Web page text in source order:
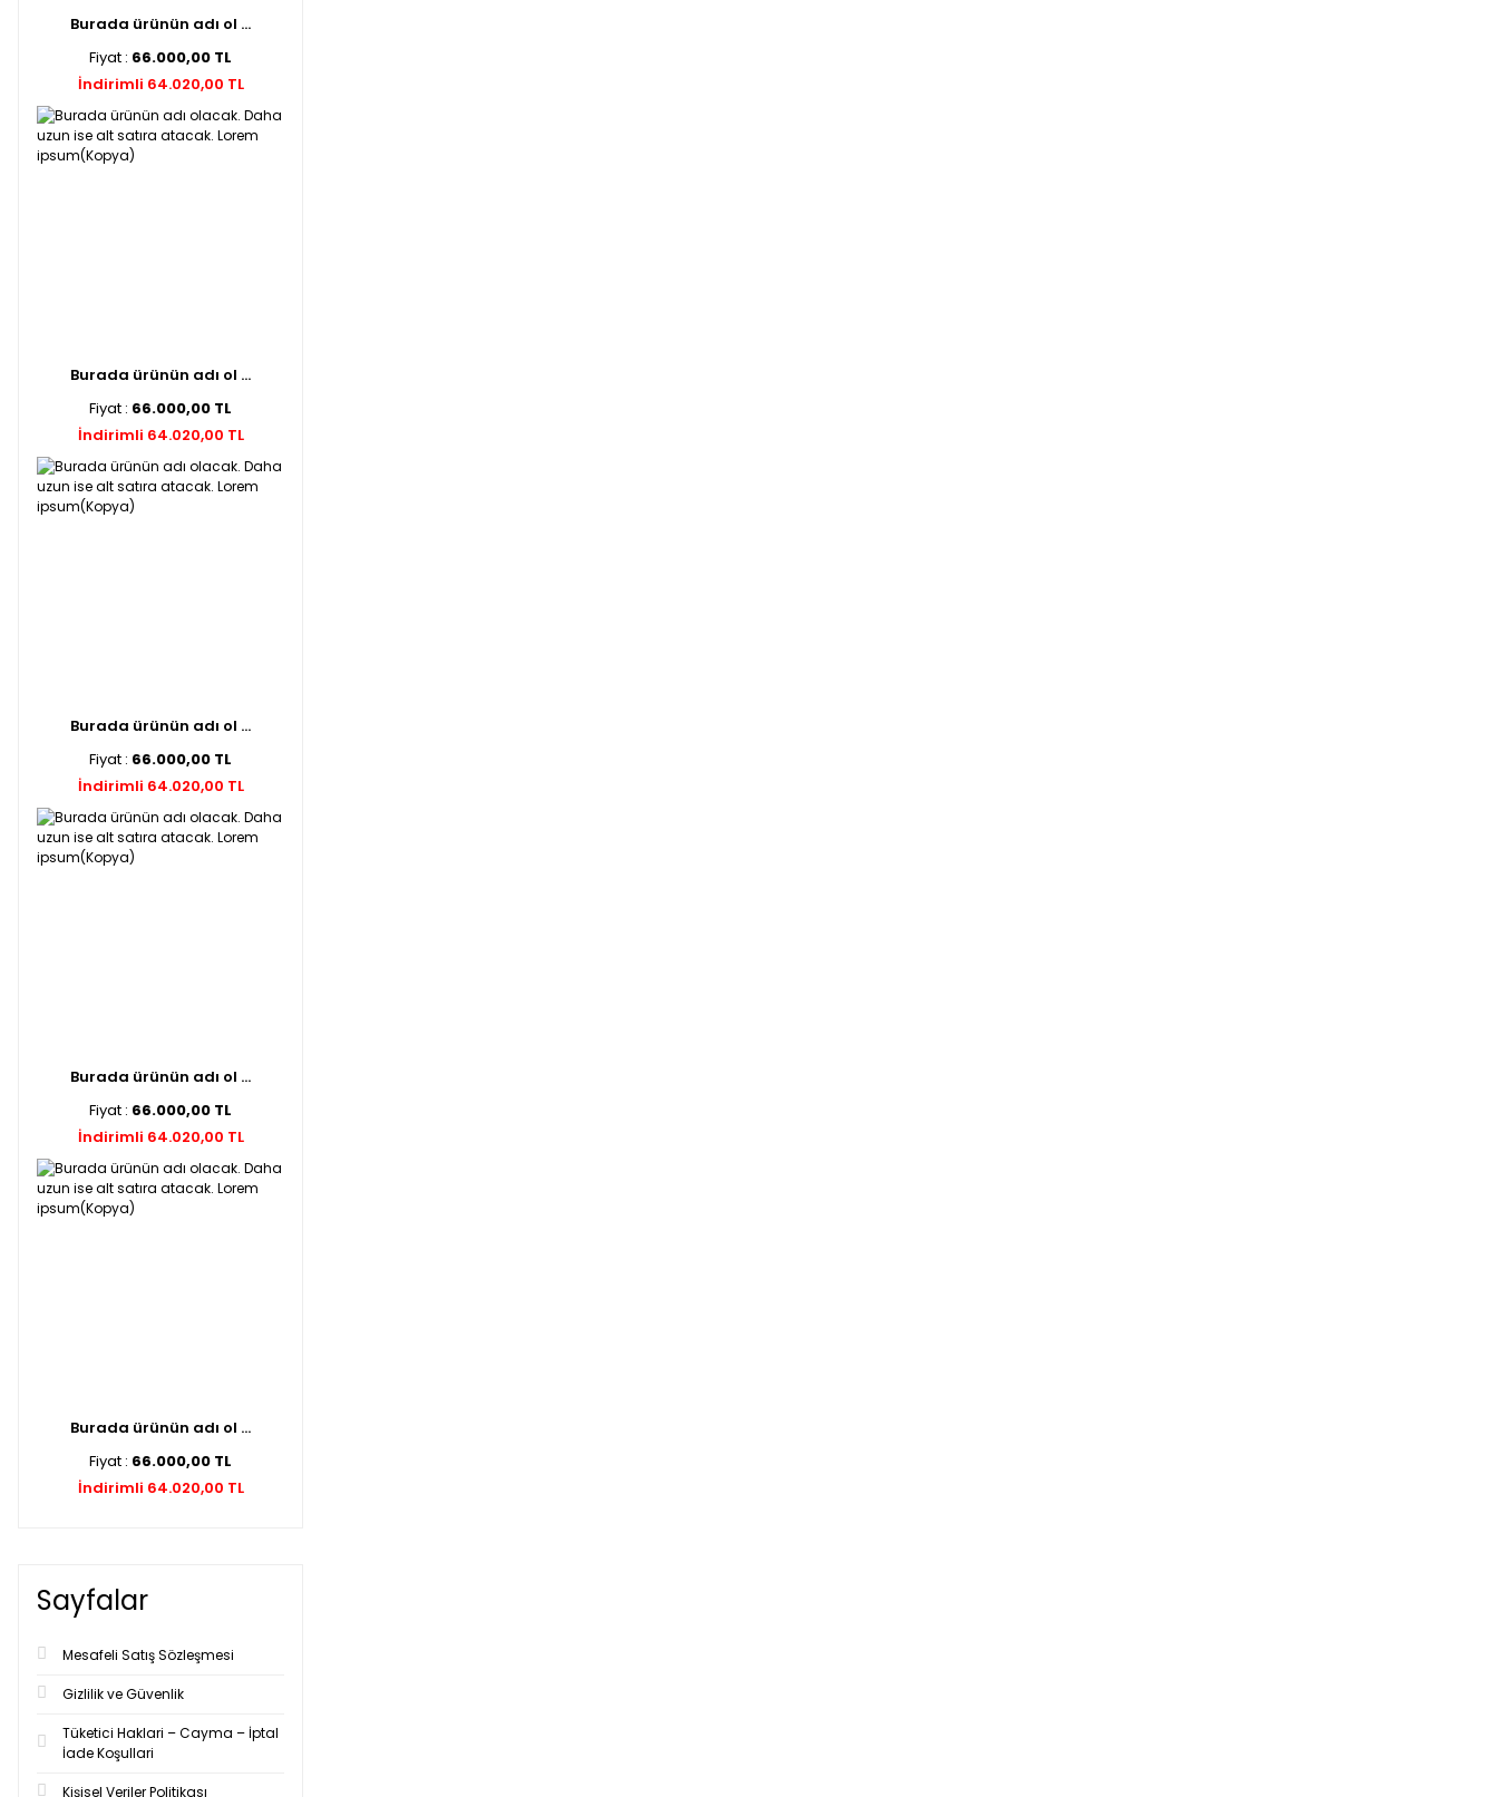
Burada ürünün adı ol ...
Fiyat : 66.000,00 TL
İndirimli 64.020,00 TL
Burada ürünün adı ol ...
Fiyat : 66.000,00 TL
İndirimli 64.020,00 TL
Burada ürünün adı ol ...
Fiyat : 66.000,00 TL
İndirimli 64.020,00 TL
Burada ürünün adı ol ...
Fiyat : 66.000,00 TL
İndirimli 64.020,00 TL
Burada ürünün adı ol ...
Fiyat : 66.000,00 TL
İndirimli 64.020,00 TL
Sayfalar
Mesafeli Satış Sözleşmesi
Gizlilik ve Güvenlik
Tüketici Haklari – Cayma – İptal
İade Koşullari
Kişisel Veriler Politikası